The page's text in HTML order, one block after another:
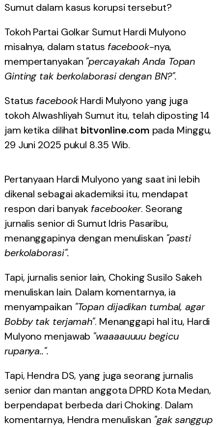
Sumut dalam kasus korupsi tersebut?
Tokoh Partai Golkar Sumut Hardi Mulyono
misalnya, dalam status facebook-nya,
mempertanyakan "percayakah Anda Topan
Ginting tak berkolaborasi dengan BN?".
Status facebookHardi Mulyono yang juga
tokoh Alwashliyah Sumut itu, telah diposting 14
jam ketika dilihat bitvonline.com pada Minggu,
29 Juni 2025 pukul 8.35 Wib.
Pertanyaan Hardi Mulyono yang saat ini lebih
dikenal sebagai akademiksi itu, mendapat
respon dari banyak facebooker. Seorang
jurnalis senior di Sumut Idris Pasaribu,
menanggapinya dengan menuliskan "pasti
berkolaborasi".
Tapi, jurnalis senior lain, Choking Susilo Sakeh
menuliskan lain. Dalam komentarnya, ia
menyampaikan "Topan dijadikan tumbal, agar
Bobby tak terjamah". Menanggapi hal itu, Hardi
Mulyono menjawab "waaaauuuu begicu
rupanya..".
Tapi, Hendra DS, yang juga seorang jurnalis
senior dan mantan anggota DPRD Kota Medan,
berpendapat berbeda dari Choking. Dalam
komentarnya, Hendra menuliskan "gak sanggup